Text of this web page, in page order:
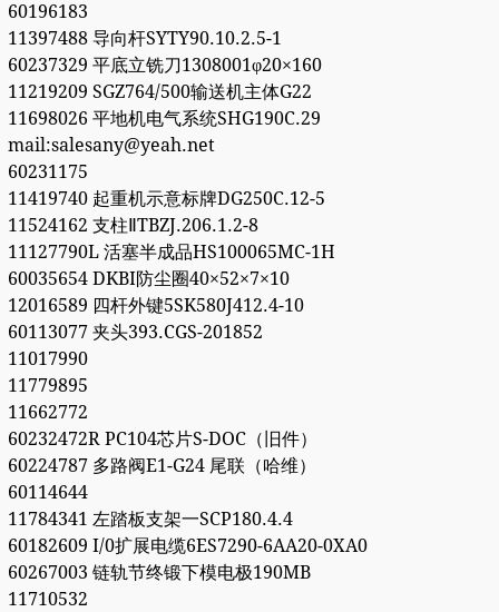
60196183
11397488 导向杆SYTY90.10.2.5-1
60237329 平底立铣刀1308001φ20×160
11219209 SGZ764/500输送机主体G22
11698026 平地机电气系统SHG190C.29
mail:salesany@yeah.net
60231175
11419740 起重机示意标牌DG250C.12-5
11524162 支柱ⅡTBZJ.206.1.2-8
11127790L 活塞半成品HS100065MC-1H
60035654 DKBI防尘圈40×52×7×10
12016589 四杆外键5SK580J412.4-10
60113077 夹头393.CGS-201852
11017990
11779895
11662772
60232472R PC104芯片S-DOC（旧件）
60224787 多路阀E1-G24 尾联（哈维）
60114644
11784341 左踏板支架一SCP180.4.4
60182609 I/0扩展电缆6ES7290-6AA20-0XA0
60267003 链轨节终锻下模电极190MB
11710532